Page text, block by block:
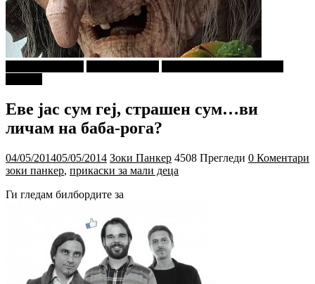
Еве јас сум геј, страшен сум…ви
личам на баба-рога?
04/05/201405/05/2014 Зоки Панкер 4508 Прегледи 0 Коментари
зоки панкер, прикаски за мали деца
Ги гледам билбордите за